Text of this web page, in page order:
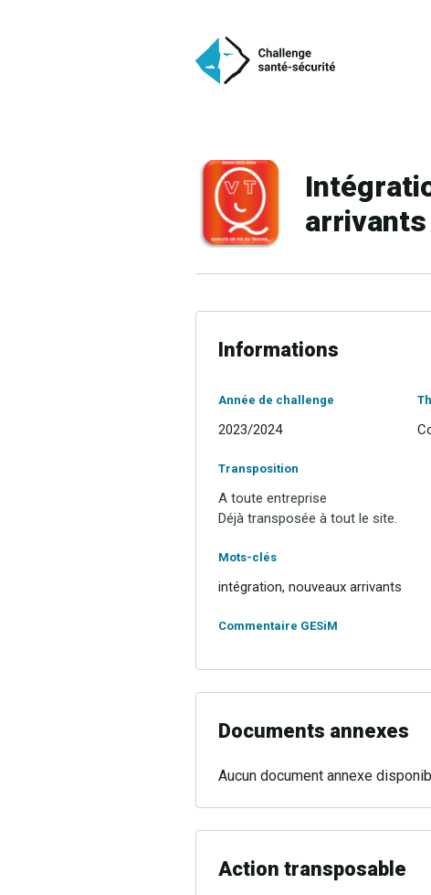
arrivants
Informations
Année de challenge
2023/2024
Transposition
A toute entreprise
Déjà transposée à tout le site.
Mots-clés
intégration, nouveaux arrivants
Commentaire GESiM
Documents annexes
Aucun document annexe
Action transposable